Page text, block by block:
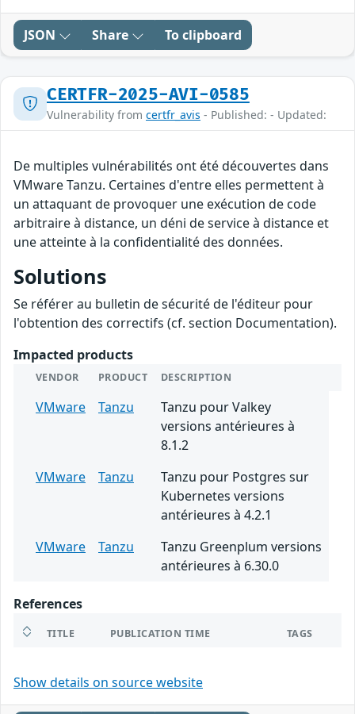
JSON Share To clipboard
CERTFR-2025-AVI-0585
Vulnerability from certfr_avis - Published: - Updated:
De multiples vulnérabilités ont été découvertes dans
VMware Tanzu. Certaines d'entre elles permettent à
un attaquant de provoquer une exécution de code
arbitraire à distance, un déni de service à distance et
une atteinte à la confidentialité des données.
Solutions
Se référer au bulletin de sécurité de l'éditeur pour
l'obtention des correctifs (cf. section Documentation).
Impacted products
VENDOR PRODUCT DESCRIPTION
VMware Tanzu
Tanzu pour Valkey
versions antérieures à
8.1.2
VMware
Tanzu
Tanzu pour Postgres sur
Kubernetes versions
antérieures à 4.2.1
VMware
Tanzu
Tanzu Greenplum versions
antérieures à 6.30.0
References
TITLE PUBLICATION TIME TAGS
Show details on source website